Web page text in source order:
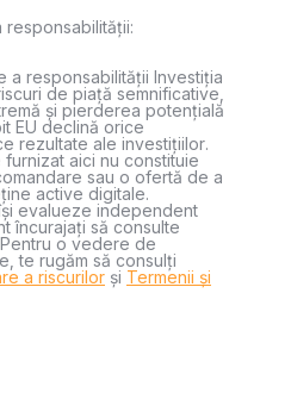
a responsabilității Investiția
de piață semnificative,
și pierderea potențială
EU declină orice
rezultate ale investițiilor.
aici nu constituie
sau o ofertă de a
active digitale.
evalueze independent
încurajați să consulte
o vedere de
te rugăm să consulți
a riscurilor și Termenii și